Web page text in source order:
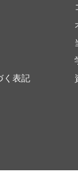
く表記